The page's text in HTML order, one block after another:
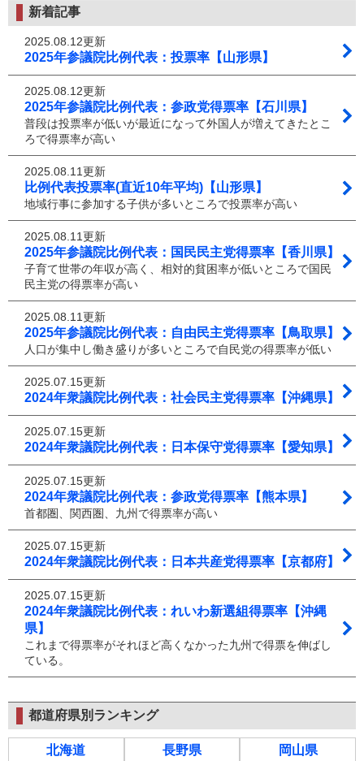
新着記事
2025.08.12更新
2025年参議院比例代表：投票率【山形県】
2025.08.12更新
2025年参議院比例代表：参政党得票率【石川県】
普段は投票率が低いが最近になって外国人が増えてきたとこ
ろで得票率が高い
2025.08.11更新
比例代表投票率(直近10年平均)【山形県】
地域行事に参加する子供が多いところで投票率が高い
2025.08.11更新
2025年参議院比例代表：国民民主党得票率【香川県】
子育て世帯の年収が高く、相対的貧困率が低いところで国民
民主党の得票率が高い
2025.08.11更新
2025年参議院比例代表：自由民主党得票率【鳥取県】
人口が集中し働き盛りが多いところで自民党の得票率が低い
2025.07.15更新
2024年衆議院比例代表：社会民主党得票率【沖縄県】
2025.07.15更新
2024年衆議院比例代表：日本保守党得票率【愛知県】
2025.07.15更新
2024年衆議院比例代表：参政党得票率【熊本県】
首都圏、関西圏、九州で得票率が高い
2025.07.15更新
2024年衆議院比例代表：日本共産党得票率【京都府】
2025.07.15更新
2024年衆議院比例代表：れいわ新選組得票率【沖縄
県】
これまで得票率がそれほど高くなかった九州で得票を伸ばし
ている。
都道府県別ランキング
北海道
長野県
岡山県